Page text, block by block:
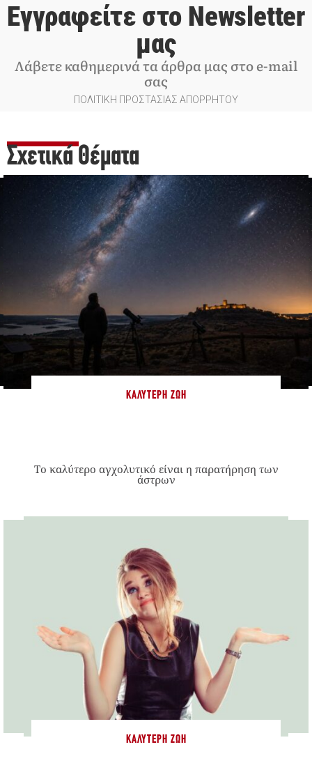
Εγγραφείτε στο Newsletter
μας
Λάβετε καθημερινά τα άρθρα μας στο e-mail
σας
ΠΟΛΙΤΙΚΗ ΠΡΟΣΤΑΣΙΑΣ ΑΠΟΡΡΗΤΟΥ
Σχετικά Θέματα
ΚΑΛΎΤΕΡΗ ΖΩΉ
Το καλύτερο αγχολυτικό είναι η παρατήρηση των
άστρων
ΚΑΛΎΤΕΡΗ ΖΩΉ